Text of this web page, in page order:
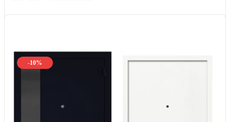
-10%